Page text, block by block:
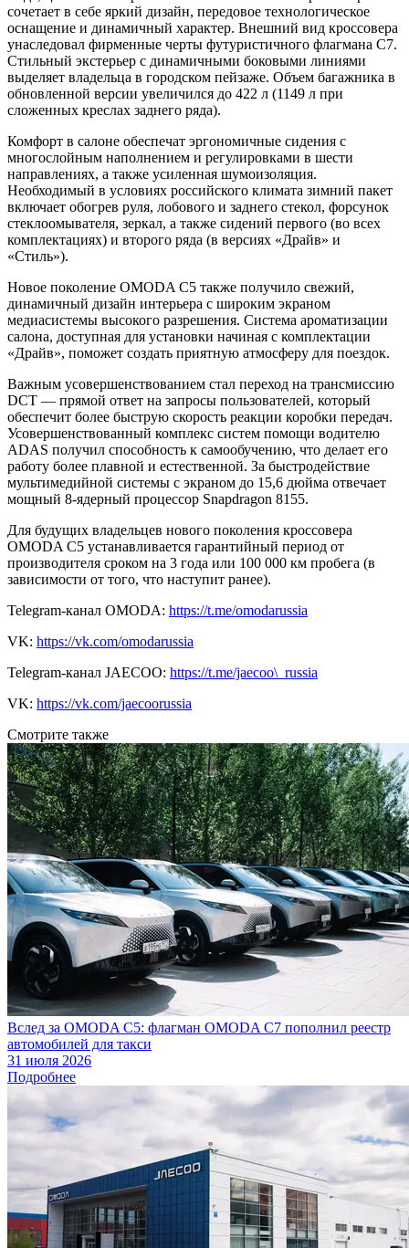
сочетает в себе яркий дизайн, передовое технологическое
оснащение и динамичный характер. Внешний вид кроссовера
унаследовал фирменные черты футуристичного флагмана C7.
Стильный экстерьер с динамичными боковыми линиями
выделяет владельца в городском пейзаже. Объем багажника в
обновленной версии увеличился до 422 л (1149 л при
сложенных креслах заднего ряда).
Комфорт в салоне обеспечат эргономичные сидения с
многослойным наполнением и регулировками в шести
направлениях, а также усиленная шумоизоляция.
Необходимый в условиях российского климата зимний пакет
включает обогрев руля, лобового и заднего стекол, форсунок
стеклоомывателя, зеркал, а также сидений первого (во всех
комплектациях) и второго ряда (в версиях «Драйв» и
«Стиль»).
Новое поколение OMODA C5 также получило свежий,
динамичный дизайн интерьера с широким экраном
медиасистемы высокого разрешения. Система ароматизации
салона, доступная для установки начиная с комплектации
«Драйв», поможет создать приятную атмосферу для поездок.
Важным усовершенствованием стал переход на трансмиссию
DCT — прямой ответ на запросы пользователей, который
обеспечит более быструю скорость реакции коробки передач.
Усовершенствованный комплекс систем помощи водителю
ADAS получил способность к самообучению, что делает его
работу более плавной и естественной. За быстродействие
мультимедийной системы с экраном до 15,6 дюйма отвечает
мощный 8-ядерный процессор Snapdragon 8155.
Для будущих владельцев нового поколения кроссовера
OMODA C5 устанавливается гарантийный период от
производителя сроком на 3 года или 100 000 км пробега (в
зависимости от того, что наступит ранее).
Telegram-канал OMODA: https://t.me/omodarussia
VK: https://vk.com/omodarussia
Telegram-канал JAECOO: https://t.me/jaecoo\_russia
VK: https://vk.com/jaecoorussia
Смотрите также
Вслед за OMODA C5: флагман OMODA C7 пополнил реестр
автомобилей для такси
31 июля 2026
Подробнее